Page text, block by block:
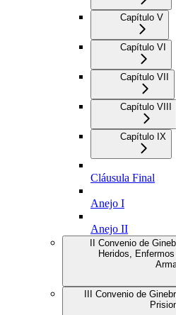
Capítulo V
Capítulo VI
Capítulo VII
Capítulo VIII
Capítulo IX
Cláusula Final
Anejo I
Anejo II
II Convenio de
Heridos,
III Convenio de